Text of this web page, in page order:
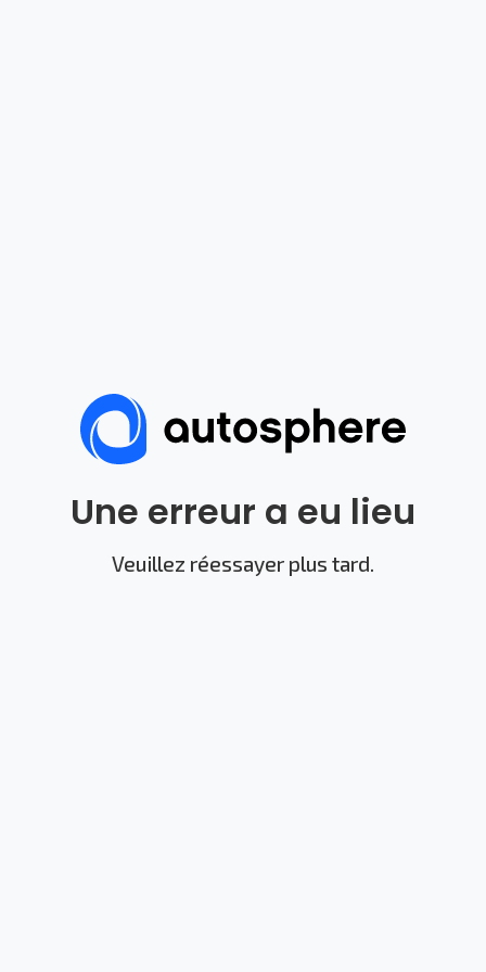
Une erreur a eu lieu
Veuillez réessayer plus tard.